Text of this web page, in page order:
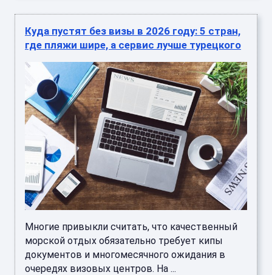
Куда пустят без визы в 2026 году: 5 стран,
где пляжи шире, а сервис лучше турецкого
Многие привыкли считать, что качественный
морской отдых обязательно требует кипы
документов и многомесячного ожидания в
очередях визовых центров. На ...